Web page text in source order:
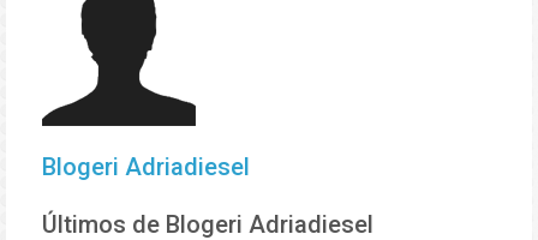
Blogeri Adriadiesel
Últimos de Blogeri Adriadiesel